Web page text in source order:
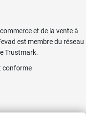
et de la vente à
est membre du réseau
Trustmark.
conforme